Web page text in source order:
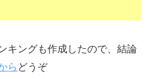
キングも作成したので、結論
ら どうぞ